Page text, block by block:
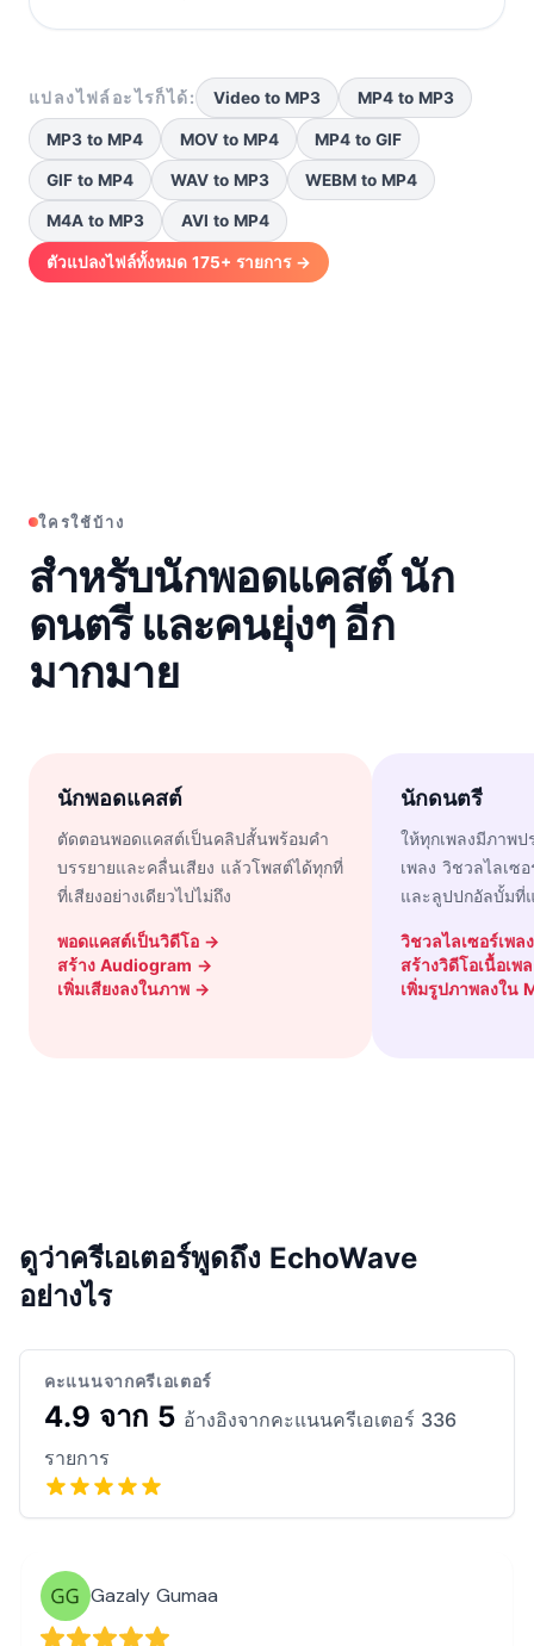
แปลงไฟล์อะไรก็ได้: Video to MP3 MP4 to MP3
MP3 to MP4 MOV to MP4 MP4 to GIF
GIF to MP4 WAV to MP3 WEBM to MP4
M4A to MP3 AVI to MP4
ตัวแปลงไฟล์ทั้งหมด 175+ รายการ →
ใครใช้บ้าง
สำหรับนักพอดแคสต์ นัก
ดนตรี และคนยุ่งๆ อีก
มากมาย
นักพอดแคสต์
ตัดตอนพอดแคสต์เป็นคลิปสั้นพร้อมคำ
บรรยายและคลื่นเสียง แล้วโพสต์ได้ทุกที่
ที่เสียงอย่างเดียวไปไม่ถึง
พอดแคสต์เป็นวิดีโอ →
สร้าง Audiogram →
เพิ่มเสียงลงในภาพ →
นักดนตรี
ให้ทุกเพลงมีภาพป
เพลง วิชวลไลเซ
และลูปปกอัลบั้มที่
วิชวลไลเซอร์เพล
สร้างวิดีโอเนื้อเพ
เพิ่มรูปภาพลงใน
ดูว่าครีเอเตอร์พูดถึง EchoWave
อย่างไร
คะแนนจากครีเอเตอร์
4.9 จาก 5 อ้างอิงจากคะแนนครีเอเตอร์ 336
รายการ